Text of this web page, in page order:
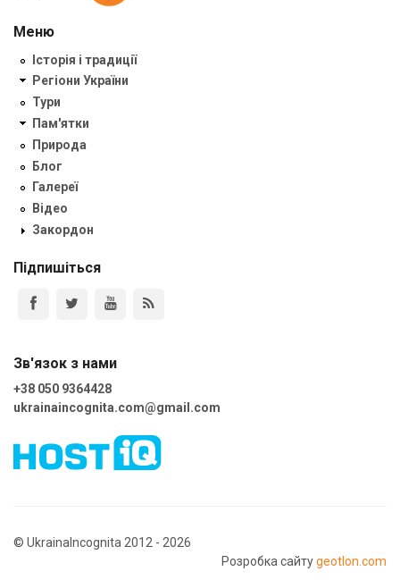
Меню
Історія і традиції
Регіони України
Тури
Пам'ятки
Природа
Блог
Галереї
Відео
Закордон
Підпишіться
Зв'язок з нами
+38 050 9364428
ukrainaincognita.com@gmail.com
© UkrainaIncognita 2012 - 2026
Розробка сайтуgeotlon.com